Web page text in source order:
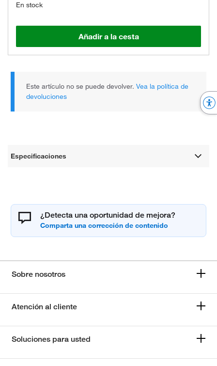
En stock
Añadir a la cesta
Este artículo no se puede devolver.Vea la política de
devoluciones
Especificaciones
¿Detecta una oportunidad de mejora?
Sobre nosotros
Atención al cliente
Soluciones para usted